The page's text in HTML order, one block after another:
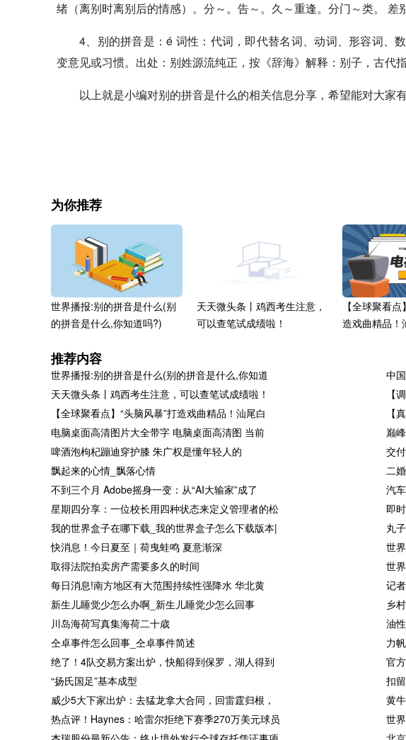
绪（离别时离别后的情感）。分～。告～。久～重逢。分门～类。 差
4、别的拼音是：é 词性：代词，即代替名词、动词、形容词、
变意见或习惯。出处：别姓源流纯正，按《辞海》解释：别子，古代
以上就是小编对别的拼音是什么的相关信息分享，希望能对大家有
为你推荐
世界播报:别的拼音是什么(别
的拼音是什么,你知道吗?)
天天微头条丨鸡西考生注意，
可以查笔试成绩啦！
【全球聚看
造戏曲精品！
啤酒泡枸杞蹦迪穿护膝 朱广权
是懂年轻人的
从“AI大输家”
AI时代“谁是
世界聚看点
我的世界盒子在哪下载_我的
世界盒子怎么下载版本|天天快
播
快消息！今日夏至｜荷曳蛙鸣
取得法院拍
新生儿睡觉少怎么办啊_新生
儿睡觉少怎么回事
川岛海荷写真集海荷二十歳
仝卓事件怎
推荐内容
世界播报:别的拼音是什么(别的拼音是什么,你知道
天天微头条丨鸡西考生注意，可以查笔试成绩啦！
【全球聚看点】“头脑风暴”打造戏曲精品！汕尾白
电脑桌面高清图片大全带字 电脑桌面高清图 当前
啤酒泡枸杞蹦迪穿护膝 朱广权是懂年轻人的
飘起来的心情_飘落心情
不到三个月 Adobe摇身一变：从“AI大输家”成了
星期四分享：一位校长用四种状态来定义管理者的松
我的世界盒子在哪下载_我的世界盒子怎么下载版本|
快消息！今日夏至｜荷曳蛙鸣 夏意渐深
取得法院拍卖房产需要多久的时间
每日消息!南方地区有大范围持续性强降水 华北黄
新生儿睡觉少怎么办啊_新生儿睡觉少怎么回事
川岛海荷写真集海荷二十歳
仝卓事件怎么回事_仝卓事件简述
绝了！4队交易方案出炉，快船得到保罗，湖人得到
“扬氏国足”基本成型
威少5大下家出炉：去猛龙拿大合同，回雷霆归根，
热点评！Haynes：哈雷尔拒绝下赛季270万美元球员
中
【
【
巅
交
二
汽
即
丸
世
世
记
乡
油
力
官
扣
黄
世